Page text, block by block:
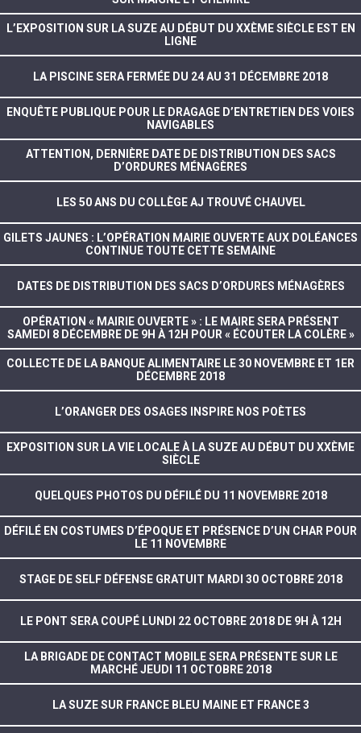
L’EXPOSITION SUR LA SUZE AU DÉBUT DU XXÈME SIÈCLE EST EN
LIGNE
LA PISCINE SERA FERMÉE DU 24 AU 31 DÉCEMBRE 2018
ENQUÊTE PUBLIQUE POUR LE DRAGAGE D’ENTRETIEN DES VOIES
NAVIGABLES
ATTENTION, DERNIÈRE DATE DE DISTRIBUTION DES SACS
D’ORDURES MÉNAGÈRES
LES 50 ANS DU COLLÈGE AJ TROUVÉ CHAUVEL
GILETS JAUNES : L’OPÉRATION MAIRIE OUVERTE AUX DOLÉANCES
CONTINUE TOUTE CETTE SEMAINE
DATES DE DISTRIBUTION DES SACS D’ORDURES MÉNAGÈRES
OPÉRATION « MAIRIE OUVERTE » : LE MAIRE SERA PRÉSENT
SAMEDI 8 DÉCEMBRE DE 9H À 12H POUR « ÉCOUTER LA COLÈRE »
COLLECTE DE LA BANQUE ALIMENTAIRE LE 30 NOVEMBRE ET 1ER
DÉCEMBRE 2018
L’ORANGER DES OSAGES INSPIRE NOS POÈTES
EXPOSITION SUR LA VIE LOCALE À LA SUZE AU DÉBUT DU XXÈME
SIÈCLE
QUELQUES PHOTOS DU DÉFILÉ DU 11 NOVEMBRE 2018
DÉFILÉ EN COSTUMES D’ÉPOQUE ET PRÉSENCE D’UN CHAR POUR
LE 11 NOVEMBRE
STAGE DE SELF DÉFENSE GRATUIT MARDI 30 OCTOBRE 2018
LE PONT SERA COUPÉ LUNDI 22 OCTOBRE 2018 DE 9H À 12H
LA BRIGADE DE CONTACT MOBILE SERA PRÉSENTE SUR LE
MARCHÉ JEUDI 11 OCTOBRE 2018
LA SUZE SUR FRANCE BLEU MAINE ET FRANCE 3